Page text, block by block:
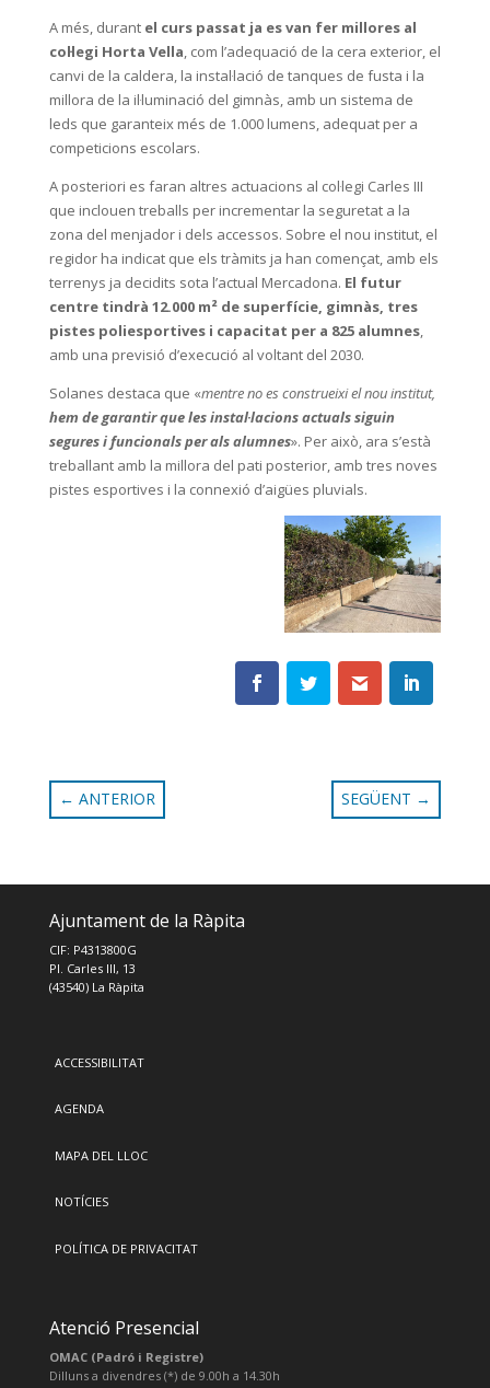
A més, durant el curs passat ja es van fer millores al
col·legi Horta Vella, com l’adequació de la cera exterior, el
canvi de la caldera, la instal·lació de tanques de fusta i la
millora de la il·luminació del gimnàs, amb un sistema de
leds que garanteix més de 1.000 lumens, adequat per a
competicions escolars.
A posteriori es faran altres actuacions al col·legi Carles III
que inclouen treballs per incrementar la seguretat a la
zona del menjador i dels accessos. Sobre el nou institut, el
regidor ha indicat que els tràmits ja han començat, amb els
terrenys ja decidits sota l’actual Mercadona. El futur
centre tindrà 12.000 m² de superfície, gimnàs, tres
pistes poliesportives i capacitat per a 825 alumnes,
amb una previsió d’execució al voltant del 2030.
Solanes destaca que «mentre no es construeixi el nou institut,
hem de garantir que les instal·lacions actuals siguin
segures i funcionals per als alumnes». Per això, ara s’està
treballant amb la millora del pati posterior, amb tres noves
pistes esportives i la connexió d’aigües pluvials.
← ANTERIOR SEGÜENT →
Ajuntament de la Ràpita
CIF: P4313800G
Pl. Carles III, 13
(43540) La Ràpita
ACCESSIBILITAT
AGENDA
MAPA DEL LLOC
NOTÍCIES
POLÍTICA DE PRIVACITAT
Atenció Presencial
OMAC (Padró i Registre)
Dilluns a divendres (*) de 9.00h a 14.30h